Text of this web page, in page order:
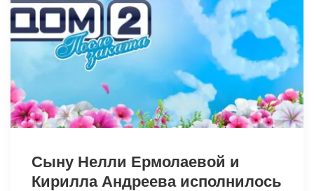
Сыну Нелли Ермолаевой и
Кирилла Андреева исполнилось